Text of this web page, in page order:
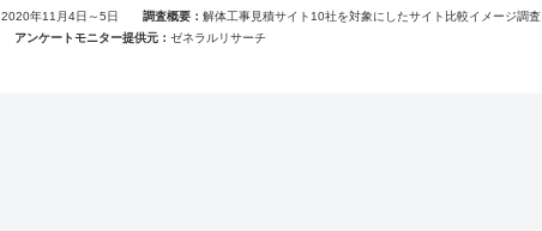
2020年11月4日～5日 調査概要
解体工事見積サイト10社を対象にしたサイト比較イメージ調査
アンケートモニター提供元 ゼネラルリサーチ